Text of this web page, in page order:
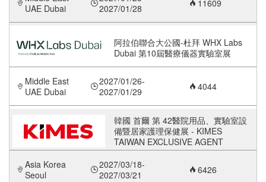
UAE Dubai
2027/01/28
11609
阿拉伯聯合大公國-杜拜 WHX Labs
Dubai 第10屆醫療儀器實驗室展
Middle East
UAE Dubai
2027/01/26-
2027/01/29
4044
韓國 首爾 第 42醫院用品、實驗室設
備暨居家護理保健展 - KIMES
TAIWAN EXCLUSIVE AGENT
Asia Korea
Seoul
2027/03/18-
2027/03/21
6426